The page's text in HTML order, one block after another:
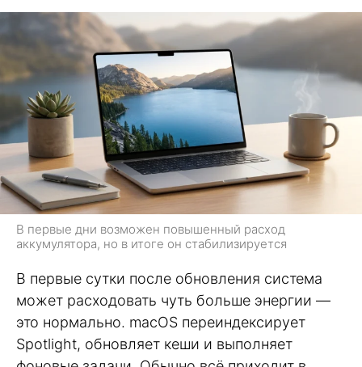
В первые дни возможен повышенный расход
аккумулятора, но в итоге он стабилизируется
В первые сутки после обновления система
может расходовать чуть больше энергии —
это нормально. macOS переиндексирует
Spotlight, обновляет кеши и выполняет